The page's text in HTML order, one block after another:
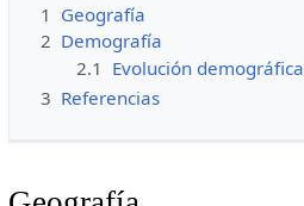
1 Geografía
2 Demografía
2.1 Evolución demográfica
3 Referencias